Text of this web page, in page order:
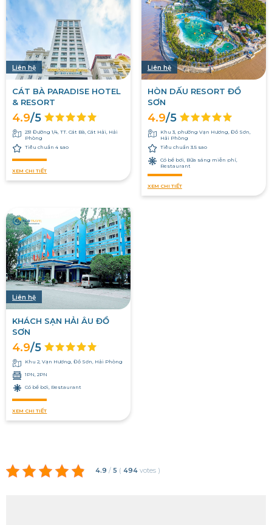
Liên hệ
CÁT BÀ PARADISE HOTEL
& RESORT
4.9/5
231 Đường 1/4, TT. Cát Bà, Cát Hải, Hải
Phòng
Tiêu chuẩn 4 sao
XEM CHI TIẾT
Liên hệ
HÒN DẤU RESORT ĐỒ
SƠN
4.9/5
Khu 3, phường Vạn Hương, Đồ Sơn,
Hải Phòng
Tiêu chuẩn 3.5 sao
Có bể bơi, Bữa sáng miễn phí,
Restaurant
XEM CHI TIẾT
Liên hệ
KHÁCH SẠN HẢI ÂU ĐỒ
SƠN
4.9/5
Khu 2, Vạn Hương, Đồ Sơn, Hải Phòng
1PN, 2PN
Có bể bơi, Restaurant
XEM CHI TIẾT
4.9 / 5 ( 494 votes )